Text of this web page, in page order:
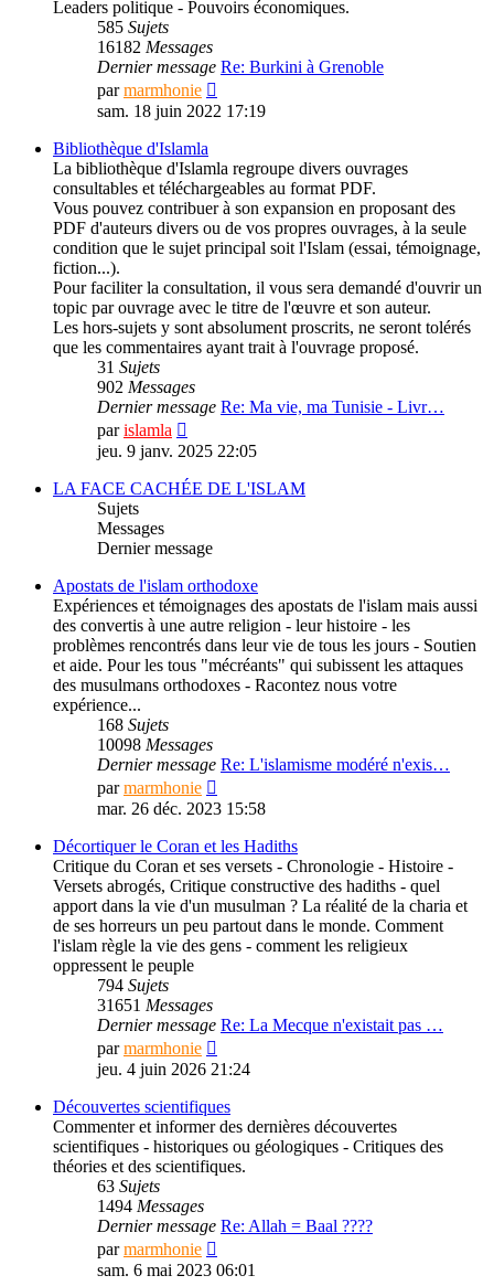
Leaders politique - Pouvoirs économiques.
585 Sujets
16182 Messages
Dernier message Re: Burkini à Grenoble
parmarmhonie
le
sam. 18 juin 2022 17:19
Bibliothèque d'Islamla
La bibliothèque d'Islamla regroupe divers ouvrages
consultables et téléchargeables au format PDF.
Vous pouvez contribuer à son expansion en proposant des
PDF d'auteurs divers ou de vos propres ouvrages, à la seule
condition que le sujet principal soit l'Islam (essai, témoignage,
fiction...).
Pour faciliter la consultation, il vous sera demandé d'ouvrir un
topic par ouvrage avec le titre de l'œuvre et son auteur.
Les hors-sujets y sont absolument proscrits, ne seront tolérés
que les commentaires ayant trait à l'ouvrage proposé.
31 Sujets
902 Messages
Dernier message Re: Ma vie, ma Tunisie - Livr…
parislamla
le
message
jeu. 9 janv. 2025 22:05
LA FACE CACHÉE DE L'ISLAM
Sujets
Messages
Dernier message
Apostats de l'islam orthodoxe
Expériences et témoignages des apostats de l'islam mais aussi
des convertis à une autre religion - leur histoire - les
problèmes rencontrés dans leur vie de tous les jours - Soutien
et aide. Pour les tous "mécréants" qui subissent les attaques
des musulmans orthodoxes - Racontez nous votre
expérience...
168 Sujets
10098 Messages
Dernier message Re: L'islamisme modéré n'exis…
parmarmhonie
le
message
mar. 26 déc. 2023 15:58
Décortiquer le Coran et les Hadiths
Critique du Coran et ses versets - Chronologie - Histoire -
Versets abrogés, Critique constructive des hadiths - quel
apport dans la vie d'un musulman ? La réalité de la charia et
de ses horreurs un peu partout dans le monde. Comment
l'islam règle la vie des gens - comment les religieux
oppressent le peuple
794 Sujets
31651 Messages
Dernier message Re: La Mecque n'existait pas …
parmarmhonie
le
message
jeu. 4 juin 2026 21:24
Découvertes scientifiques
Commenter et informer des dernières découvertes
scientifiques - historiques ou géologiques - Critiques des
théories et des scientifiques.
63 Sujets
1494 Messages
Dernier message Re: Allah = Baal ????
parmarmhonie
le
sam. 6 mai 2023 06:01